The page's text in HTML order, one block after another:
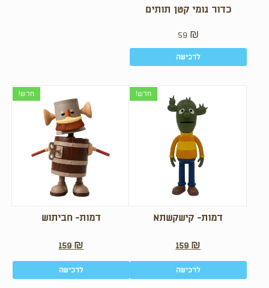
כדור גומי קטן תותים
59 ₪
לרכישה
חדש!
דמות- חביתוש
159 ₪
לרכישה
חדש!
דמות- קישקשתא
159 ₪
לרכישה